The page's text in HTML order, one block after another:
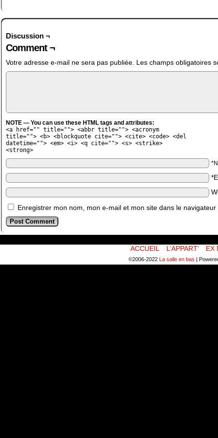
Discussion ¬
Comment ¬
Votre adresse e-mail ne sera pas publiée. Les champs obligatoires
NOTE — You can use these HTML tags and attributes:
<a href="" title=""> <abbr title=""> <acronym
title=""> <b> <blockquote cite=""> <cite> <code> <del
datetime=""> <em> <i> <q cite=""> <s> <strike>
<strong>
Enregistrer mon nom, mon e-mail et mon site dans le
ACCUEIL L’APPART’ EX
©2006-2022 La salle en bas |